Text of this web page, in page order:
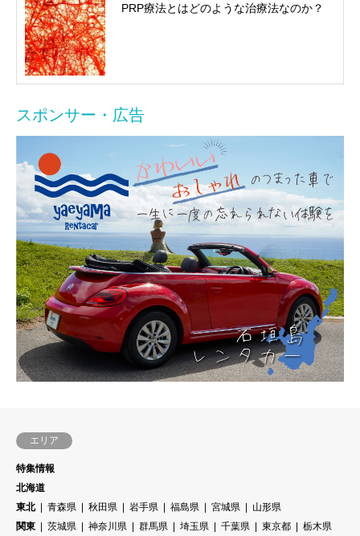
PRP療法とはどのような治療法なのか？
スポンサー・広告
エリア
特集情報
北海道
東北
青森県 秋田県 岩手県 福島県 宮城県
山形県
関東
茨城県 神奈川県 群馬県 埼玉県 千葉県 東京都
栃木県